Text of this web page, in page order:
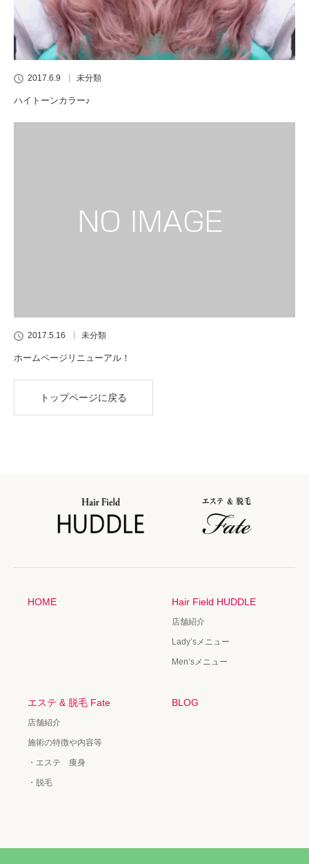
2017.6.9 未分類
ハイトーンカラー♪
2017.5.16 未分類
ホームページリニューアル！
トップページに戻る
HOME Hair Field HUDDLE
店舗紹介
Lady’sメニュー
Men’sメニュー
エステ & 脱毛 Fate
店舗紹介
施術の特徴や内容等
・エステ 痩身
・脱毛
BLOG